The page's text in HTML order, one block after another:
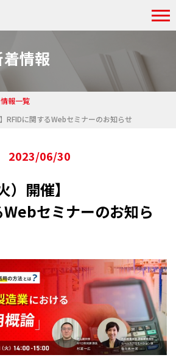
情報
報一覧
RFIDに関するWebセミナーのお知らせ
2023/06/30
）開催】
セミナーのお知ら